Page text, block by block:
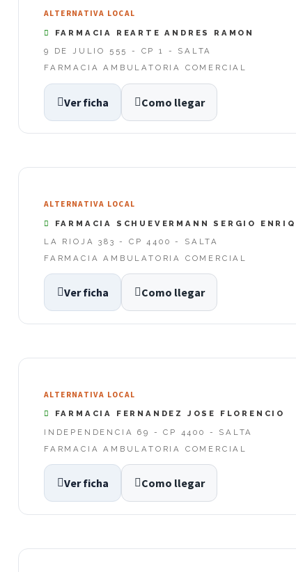
ALTERNATIVA LOCAL
FARMACIA REARTE ANDRES RAMON
9 DE JULIO 555 - CP 1 - SALTA
FARMACIA AMBULATORIA COMERCIAL
Ver ficha Como llegar
ALTERNATIVA LOCAL
FARMACIA SCHUEVERMANN SERGIO
LA RIOJA 383 - CP 4400 - SALTA
FARMACIA AMBULATORIA COMERCIAL
Ver ficha Como llegar
ALTERNATIVA LOCAL
FARMACIA FERNANDEZ JOSE FLORENCIO
INDEPENDENCIA 69 - CP 4400 - SALTA
FARMACIA AMBULATORIA COMERCIAL
Ver ficha Como llegar